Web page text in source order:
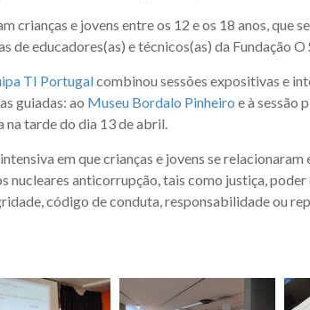
crianças e jovens entre os 12 e os 18 anos, que
de educadores(as) e técnicos(as) da Fundação O
TI Portugalcombinou sessões expositivas e
guiadas: ao Museu Bordalo Pinheiro e à sessão
tarde do dia 13 de abril.
em que crianças e jovens se
anticorrupção, tais como justiça, poder
código de conduta, responsabilidade ou